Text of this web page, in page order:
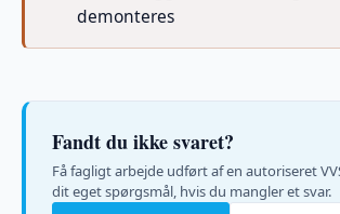
demonteres
Fandt du ikke svaret?
Få fagligt arbejde udført af en autoriseret
dit eget spørgsmål, hvis du mangler et svar.